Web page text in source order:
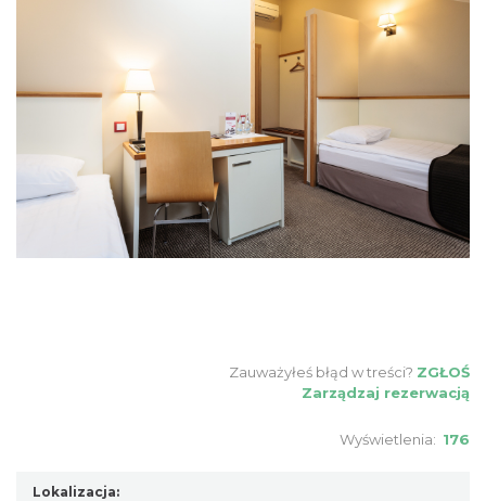
Zauważyłeś błąd w treści? ZGŁOŚ
Zarządzaj rezerwacją
Wyświetlenia: 176
Lokalizacja: